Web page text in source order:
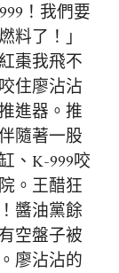
！我們要
料了！」
棗我飛不
住廖沾沾
進器。推
隨著一股
、K-999咬
。王醋狂
醬油黨餘
空盤子被
廖沾沾的